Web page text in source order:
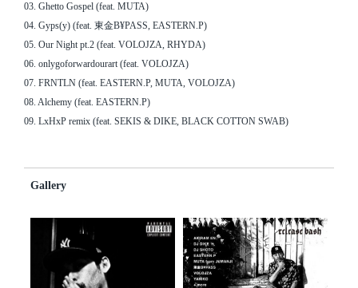
03. Ghetto Gospel (feat. MUTA)
04. Gyps(y) (feat. 東金B¥PASS, EASTERN.P)
05. Our Night pt.2 (feat. VOLOJZA, RHYDA)
06. onlygoforwardourart (feat. VOLOJZA)
07. FRNTLN (feat. EASTERN.P, MUTA, VOLOJZA)
08. Alchemy (feat. EASTERN.P)
09. LxHxP remix (feat. SEKIS & DIKE, BLACK COTTON SWAB)
Gallery